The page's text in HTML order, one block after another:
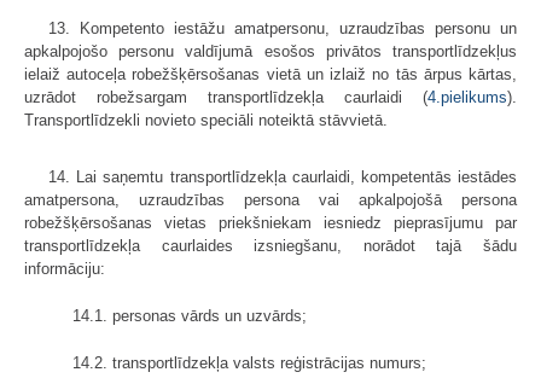
13. Kompetento iestāžu amatpersonu, uzraudzības personu un
apkalpojošo personu valdījumā esošos privātos transportlīdzekļus
ielaiž autoceļa robežšķērsošanas vietā un izlaiž no tās ārpus kārtas,
uzrādot robežsargam transportlīdzekļa caurlaidi (4.pielikums).
Transportlīdzekli novieto speciāli noteiktā stāvvietā.
14. Lai saņemtu transportlīdzekļa caurlaidi, kompetentās iestādes
amatpersona, uzraudzības persona vai apkalpojošā persona
robežšķērsošanas vietas priekšniekam iesniedz pieprasījumu par
transportlīdzekļa caurlaides izsniegšanu, norādot tajā šādu
informāciju:
14.1. personas vārds un uzvārds;
14.2. transportlīdzekļa valsts reģistrācijas numurs;